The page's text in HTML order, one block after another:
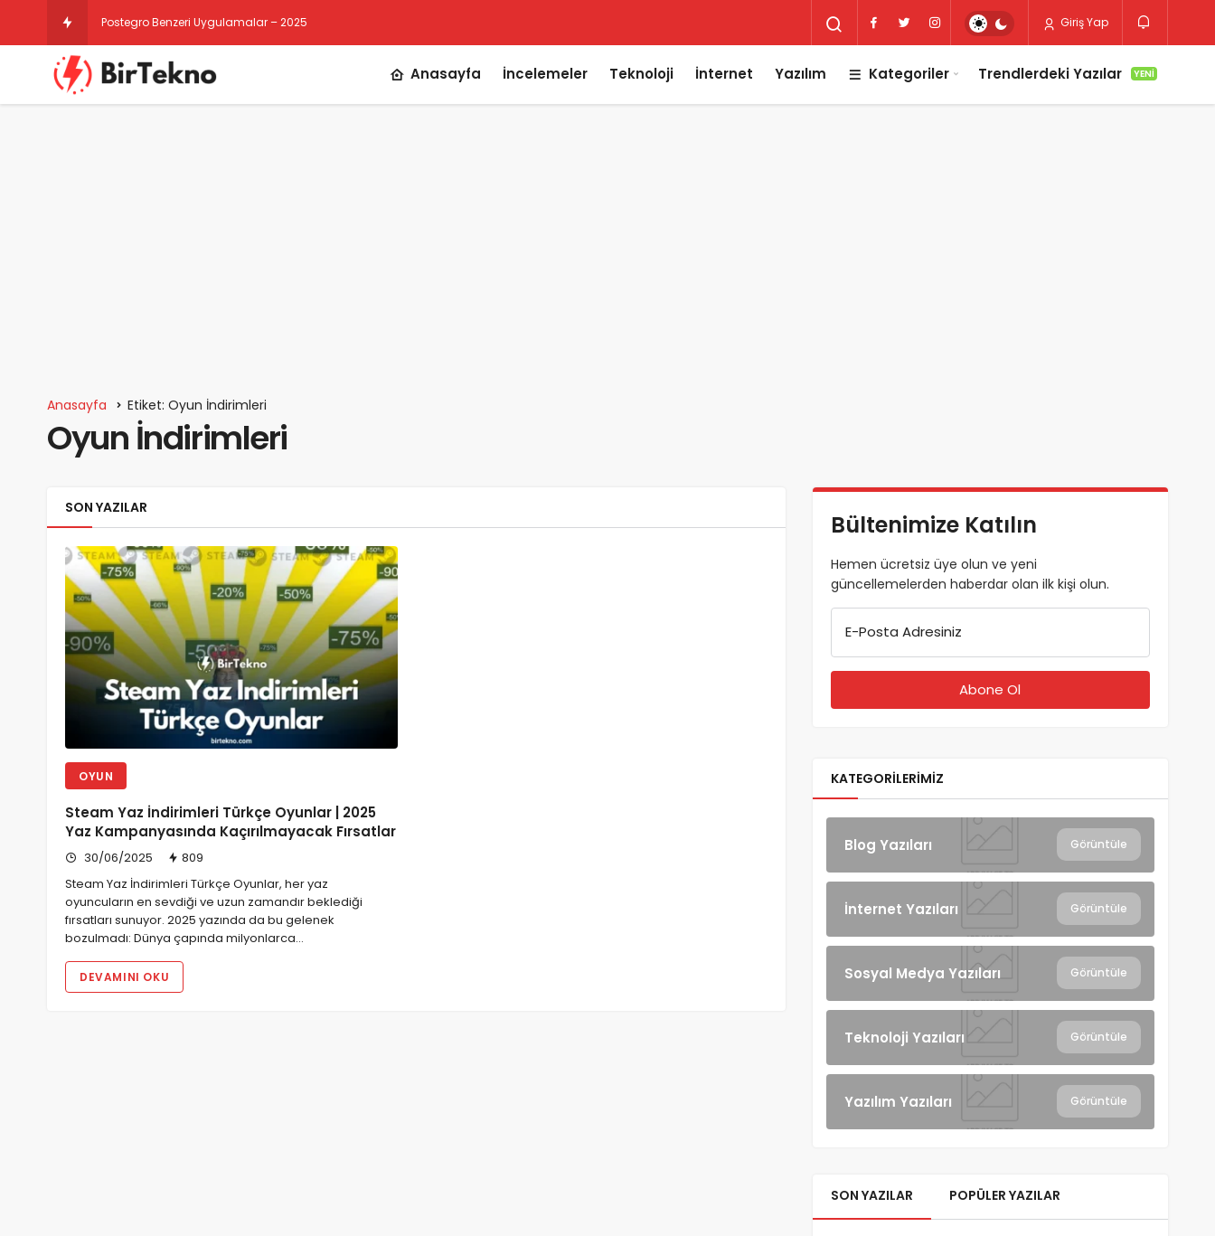
Postegro Benzeri Uygulamalar – 2025 Giriş Yap
Anasayfa İncelemeler Teknoloji İnternet Yazılım Kategoriler Trendlerdeki Yazılar YENI
Anasayfa Etiket: Oyun İndirimleri
Oyun İndirimleri
SON YAZILAR
OYUN
Steam Yaz İndirimleri Türkçe Oyunlar | 2025
Yaz Kampanyasında Kaçırılmayacak Fırsatlar
30/06/2025
809
Steam Yaz İndirimleri Türkçe Oyunlar, her yaz
oyuncuların en sevdiği ve uzun zamandır beklediği
fırsatları sunuyor. 2025 yazında da bu gelenek
bozulmadı: Dünya çapında milyonlarca…
DEVAMINI OKU
Bültenimize Katılın
Hemen ücretsiz üye olun ve yeni
güncellemelerden haberdar olan ilk kişi olun.
E-Posta Adresiniz
KATEGORILERIMIZ
Blog Yazıları Görüntüle
İnternet Yazıları Görüntüle
Sosyal Medya Yazıları Görüntüle
Teknoloji Yazıları Görüntüle
Yazılım Yazıları Görüntüle
SON YAZILAR POPÜLER YAZILAR